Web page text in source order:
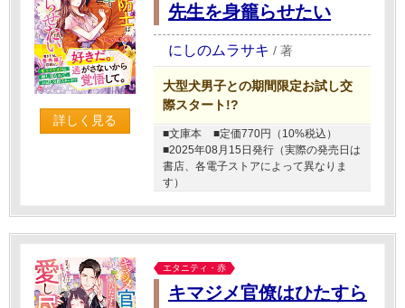
詳しく見る
先生を身籠らせたい
にしのムラサキ / 著
大型犬男子との期間限定お試し交
際スタート!?
■文庫本
■定価770円（10%税込）
■2025年08月15日発行（実際の発売日は
書店、各電子ストアによって異なりま
す）
エタニティ・赤
キマジメ官僚はひたすら